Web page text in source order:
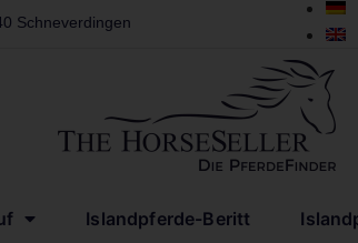
Schneverdingen
Islandpferde-Beritt